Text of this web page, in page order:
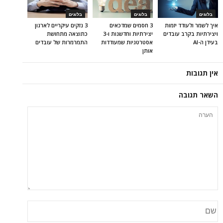
בלוגים
3 נזקים עיקריים לארגון
כתוצאה מתחושת
התמרמרות של עובדים
בלוגים
3 חסמים שמדכאים
יצירתיות וחדשנות ו-3
אסטרטגיות שמעודדות
אותן
בלוגים
איך לשמר ולעודד יזמות
ויצירתיות בקרב עובדים
בעידן ה-AI
אין תגובות
השאר תגובה